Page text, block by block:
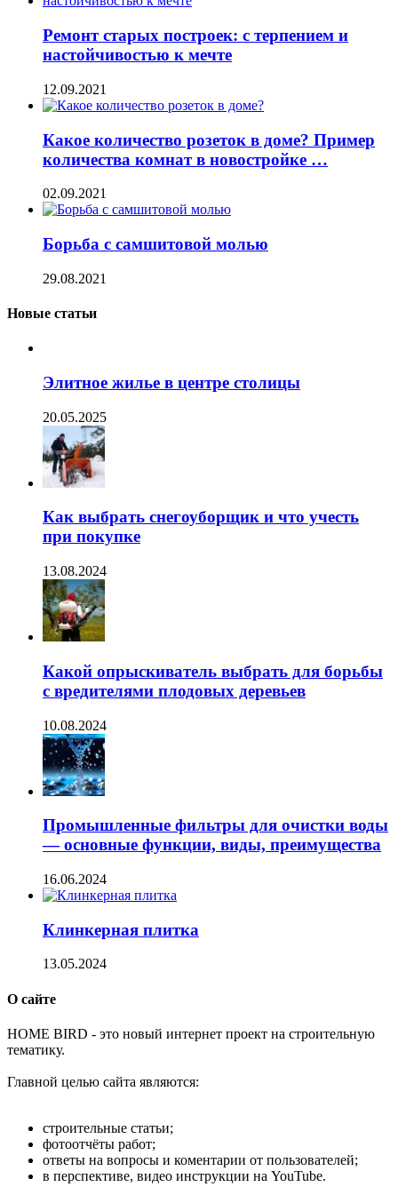
Ремонт старых построек: с терпением и
настойчивостью к мечте
12.09.2021
Какое количество розеток в доме? Пример
количества комнат в новостройке …
02.09.2021
Борьба с самшитовой молью
29.08.2021
Новые статьи
Элитное жилье в центре столицы
20.05.2025
Как выбрать снегоуборщик и что учесть
при покупке
13.08.2024
Какой опрыскиватель выбрать для борьбы
с вредителями плодовых деревьев
10.08.2024
Промышленные фильтры для очистки воды
— основные функции, виды, преимущества
16.06.2024
Клинкерная плитка
13.05.2024
О сайте
HOME BIRD - это новый интернет проект на строительную
тематику.
Главной целью сайта являются:
строительные статьи;
фотоотчёты работ;
ответы на вопросы и коментарии от пользователей;
в перспективе, видео инструкции на YouTube.